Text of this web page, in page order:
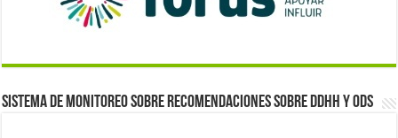
Sistema de monitoreo sobre recomendaciones sobre DDHH y ODS